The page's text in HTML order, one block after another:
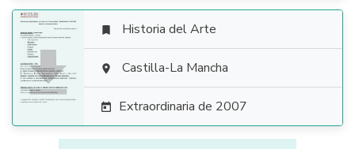

 Historia del Arte
 Castilla-La Mancha
 Extraordinaria de 2007